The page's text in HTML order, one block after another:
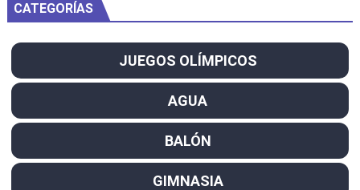
CATEGORÍAS
JUEGOS OLÍMPICOS
AGUA
BALÓN
GIMNASIA